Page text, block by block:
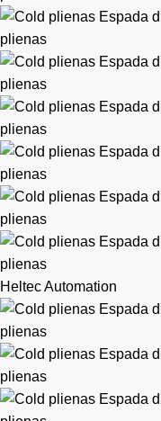
Heltec Automation